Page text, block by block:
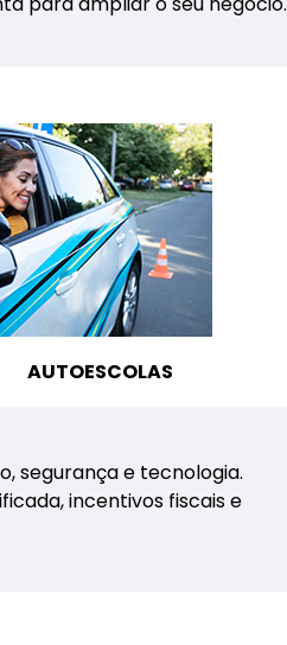
AUTOESCOLAS
segurança e tecnologia.
incentivos fiscais e